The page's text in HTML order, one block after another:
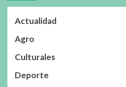
Actualidad
Agro
Culturales
Deporte